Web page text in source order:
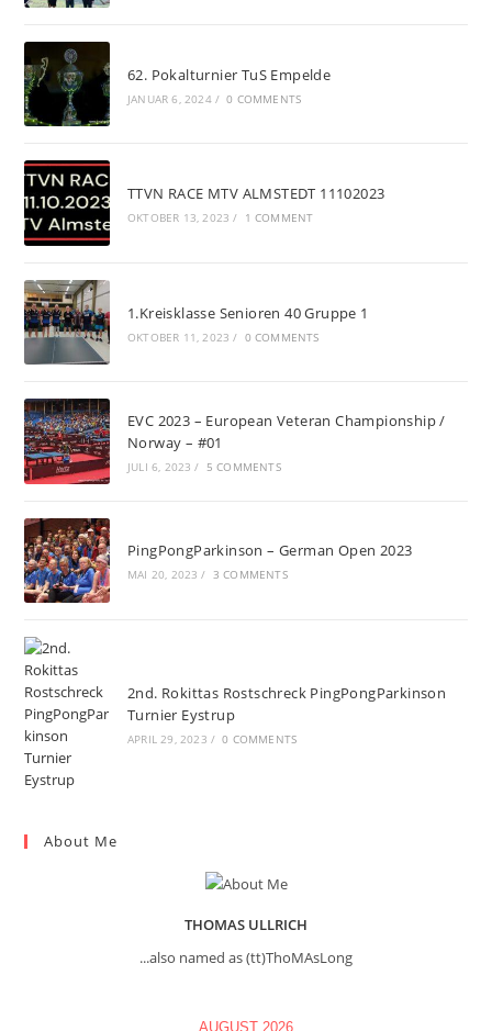
62. Pokalturnier TuS Empelde
JANUAR 6, 2024 / 0 COMMENTS
TTVN RACE MTV ALMSTEDT 11102023
OKTOBER 13, 2023 / 1 COMMENT
1.Kreisklasse Senioren 40 Gruppe 1
OKTOBER 11, 2023 / 0 COMMENTS
EVC 2023 – European Veteran Championship /
Norway – #01
JULI 6, 2023 / 5 COMMENTS
PingPongParkinson – German Open 2023
MAI 20, 2023 / 3 COMMENTS
2nd. Rokittas Rostschreck PingPongParkinson
Turnier Eystrup
APRIL 29, 2023 / 0 COMMENTS
About Me
THOMAS ULLRICH
...also named as (tt)ThoMAsLong
AUGUST 2026